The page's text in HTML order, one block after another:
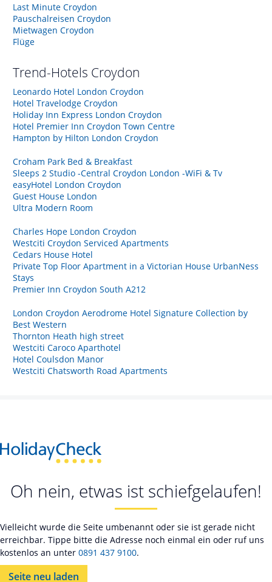
Last Minute Croydon
Pauschalreisen Croydon
Mietwagen Croydon
Flüge
Trend-Hotels Croydon
Leonardo Hotel London Croydon
Hotel Travelodge Croydon
Holiday Inn Express London Croydon
Hotel Premier Inn Croydon Town Centre
Hampton by Hilton London Croydon
Croham Park Bed & Breakfast
Sleeps 2 Studio -Central Croydon London -WiFi & Tv
easyHotel London Croydon
Guest House London
Ultra Modern Room
Charles Hope London Croydon
Westciti Croydon Serviced Apartments
Cedars House Hotel
Private Top Floor Apartment in a Victorian House UrbanNess
Stays
Premier Inn Croydon South A212
London Croydon Aerodrome Hotel Signature Collection by
Best Western
Thornton Heath high street
Westciti Caroco Aparthotel
Hotel Coulsdon Manor
Westciti Chatsworth Road Apartments
Oh nein, etwas ist schiefgelaufen!
Vielleicht wurde die Seite umbenannt oder sie ist gerade nicht
erreichbar. Tippe bitte die Adresse noch einmal ein oder ruf uns
kostenlos an unter 0891 437 9100.
Seite neu laden